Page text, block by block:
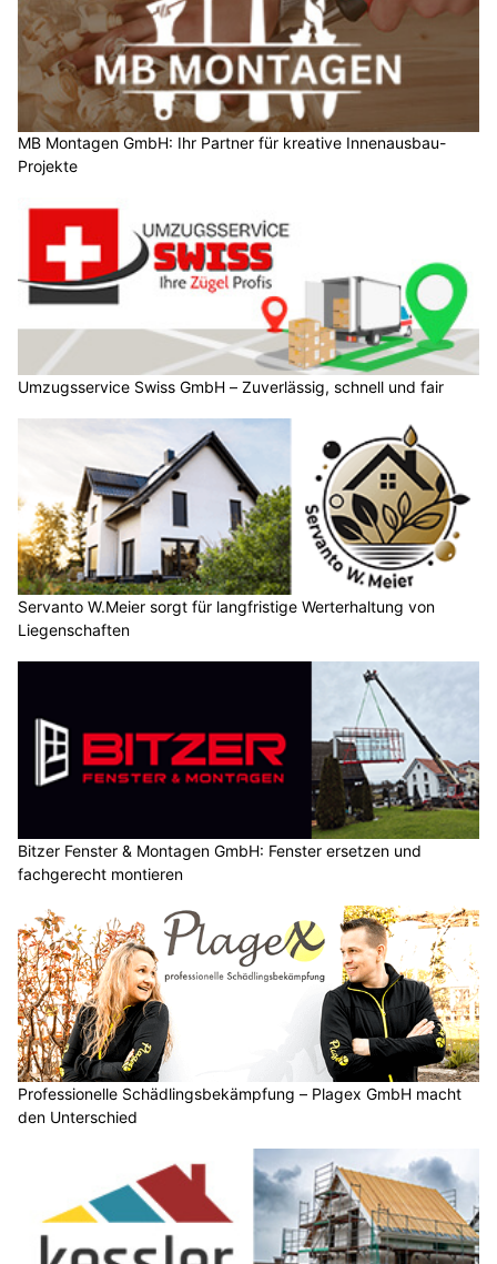
MB Montagen GmbH: Ihr Partner für kreative Innenausbau-
Projekte
Umzugsservice Swiss GmbH – Zuverlässig, schnell und fair
Servanto W.Meier sorgt für langfristige Werterhaltung von
Liegenschaften
Bitzer Fenster & Montagen GmbH: Fenster ersetzen und
fachgerecht montieren
Professionelle Schädlingsbekämpfung – Plagex GmbH macht
den Unterschied